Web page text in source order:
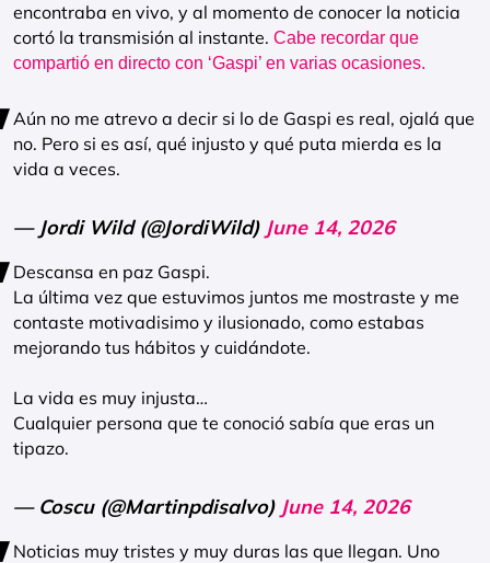
encontraba en vivo, y al momento de conocer la noticia
cortó la transmisión al instante. Cabe recordar que
compartió en directo con ‘Gaspi’ en varias ocasiones.
Aún no me atrevo a decir si lo de Gaspi es real, ojalá que
no. Pero si es así, qué injusto y qué puta mierda es la
vida a veces.
— Jordi Wild (@JordiWild) June 14, 2026
Descansa en paz Gaspi.
La última vez que estuvimos juntos me mostraste y me
contaste motivadisimo y ilusionado, como estabas
mejorando tus hábitos y cuidándote.
La vida es muy injusta…
Cualquier persona que te conoció sabía que eras un
tipazo.
— Coscu (@Martinpdisalvo) June 14, 2026
Noticias muy tristes y muy duras las que llegan. Uno